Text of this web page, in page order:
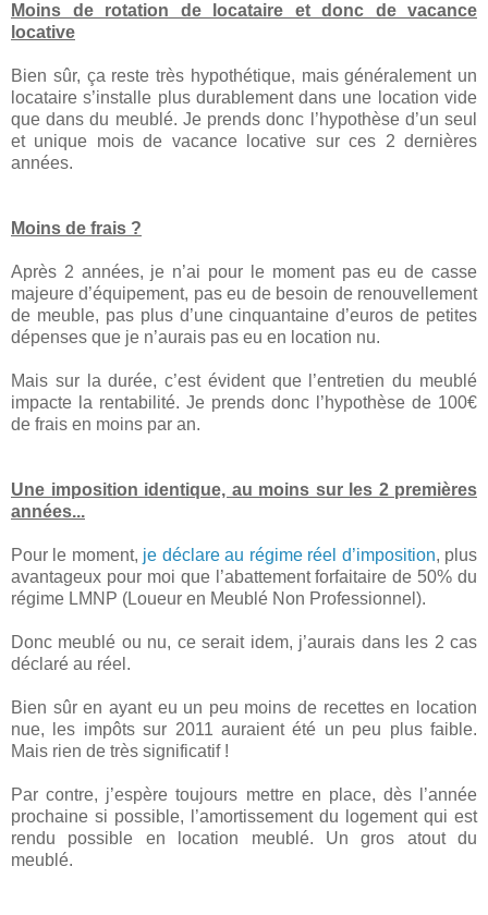
Moins de rotation de locataire et donc de vacance
locative
Bien sûr, ça reste très hypothétique, mais généralement un
locataire s’installe plus durablement dans une location vide
que dans du meublé. Je prends donc l’hypothèse d’un seul
et unique mois de vacance locative sur ces 2 dernières
années.
Moins de frais ?
Après 2 années, je n’ai pour le moment pas eu de casse
majeure d’équipement, pas eu de besoin de renouvellement
de meuble, pas plus d’une cinquantaine d’euros de petites
dépenses que je n’aurais pas eu en location nu.
Mais sur la durée, c’est évident que l’entretien du meublé
impacte la rentabilité. Je prends donc l’hypothèse de 100€
de frais en moins par an.
Une imposition identique, au moins sur les 2 premières
années...
Pour le moment, je déclare au régime réel d’imposition, plus
avantageux pour moi que l’abattement forfaitaire de 50% du
régime LMNP (Loueur en Meublé Non Professionnel).
Donc meublé ou nu, ce serait idem, j’aurais dans les 2 cas
déclaré au réel.
Bien sûr en ayant eu un peu moins de recettes en location
nue, les impôts sur 2011 auraient été un peu plus faible.
Mais rien de très significatif !
Par contre, j’espère toujours mettre en place, dès l’année
prochaine si possible, l’amortissement du logement qui est
rendu possible en location meublé. Un gros atout du
meublé.